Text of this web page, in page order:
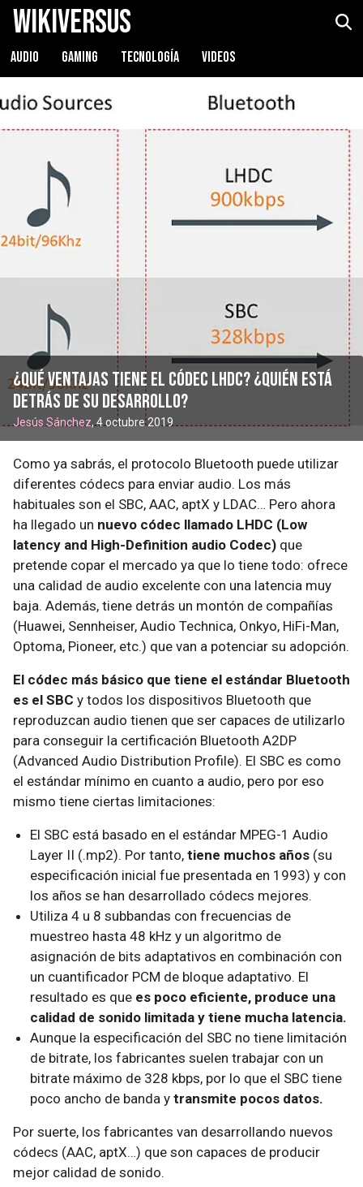
WikiVersus
AUDIO GAMING TECNOLOGÍA VIDEOS
¿Qué ventajas tiene el códec LHDC? ¿Quién está
detrás de su desarrollo?
Jesús Sánchez, 4 octubre 2019
Como ya sabrás, el protocolo Bluetooth puede utilizar
diferentes códecs para enviar audio. Los más
habituales son el SBC, AAC, aptX y LDAC… Pero ahora
ha llegado un nuevo códec llamado LHDC (Low
latency and High-Definition audio Codec) que
pretende copar el mercado ya que lo tiene todo: ofrece
una calidad de audio excelente con una latencia muy
baja. Además, tiene detrás un montón de compañías
(Huawei, Sennheiser, Audio Technica, Onkyo, HiFi-Man,
Optoma, Pioneer, etc.) que van a potenciar su adopción.
El códec más básico que tiene el estándar Bluetooth
es el SBC y todos los dispositivos Bluetooth que
reproduzcan audio tienen que ser capaces de utilizarlo
para conseguir la certificación Bluetooth A2DP
(Advanced Audio Distribution Profile). El SBC es como
el estándar mínimo en cuanto a audio, pero por eso
mismo tiene ciertas limitaciones:
El SBC está basado en el estándar MPEG-1 Audio
Layer II (.mp2). Por tanto,tiene muchos años (su
especificación inicial fue presentada en 1993) y con
los años se han desarrollado códecs mejores.
Utiliza 4 u 8 subbandas con frecuencias de
muestreo hasta 48 kHz y un algoritmo de
asignación de bits adaptativos en combinación con
un cuantificador PCM de bloque adaptativo. El
resultado es que es poco eficiente, produce una
calidad de sonido limitada y tiene mucha latencia.
Aunque la especificación del SBC no tiene limitación
de bitrate, los fabricantes suelen trabajar con un
bitrate máximo de 328 kbps, por lo que el SBC tiene
poco ancho de banda ytransmite pocos datos.
Por suerte, los fabricantes van desarrollando nuevos
códecs (AAC, aptX…) que son capaces de producir
mejor calidad de sonido.